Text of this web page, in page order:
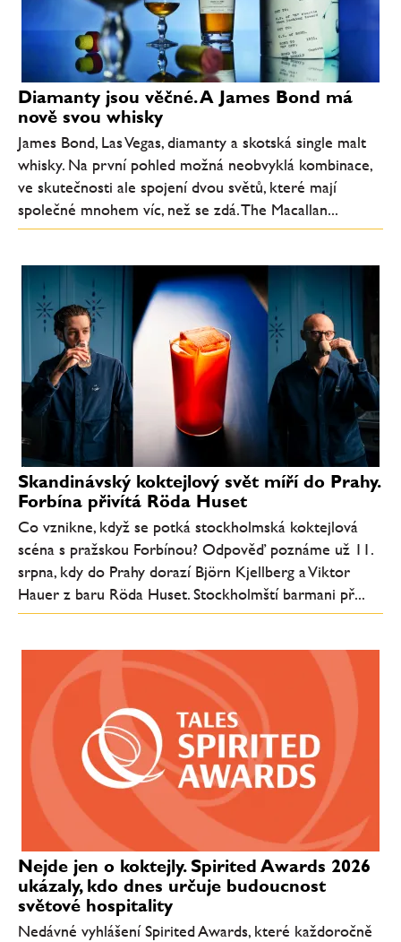
Diamanty jsou věčné. A James Bond má
nově svou whisky
James Bond, Las Vegas, diamanty a skotská single malt
whisky. Na první pohled možná neobvyklá kombinace,
ve skutečnosti ale spojení dvou světů, které mají
společné mnohem víc, než se zdá. The Macallan...
Skandinávský koktejlový svět míří do Prahy.
Forbína přivítá Röda Huset
Co vznikne, když se potká stockholmská koktejlová
scéna s pražskou Forbínou? Odpověď poznáme už 11.
srpna, kdy do Prahy dorazí Björn Kjellberg a Viktor
Hauer z baru Röda Huset. Stockholmští barmani př...
Nejde jen o koktejly. Spirited Awards 2026
ukázaly, kdo dnes určuje budoucnost
světové hospitality
Nedávné vyhlášení Spirited Awards, které každoročně